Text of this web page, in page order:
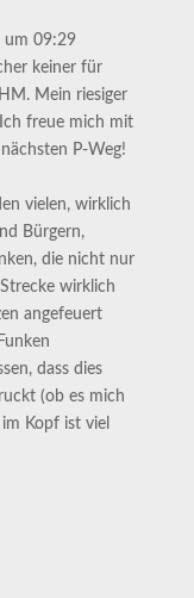
um 09:29
keiner für
Mein riesiger
freue mich mit
P-Weg!
vielen, wirklich
Bürgern,
die nicht nur
wirklich
angefeuert
dass dies
(ob es mich
Kopf ist viel